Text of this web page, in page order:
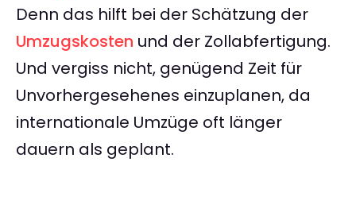
Denn das hilft bei der Schätzung der
Umzugskosten und der Zollabfertigung.
Und vergiss nicht, genügend Zeit für
Unvorhergesehenes einzuplanen, da
internationale Umzüge oft länger
dauern als geplant.